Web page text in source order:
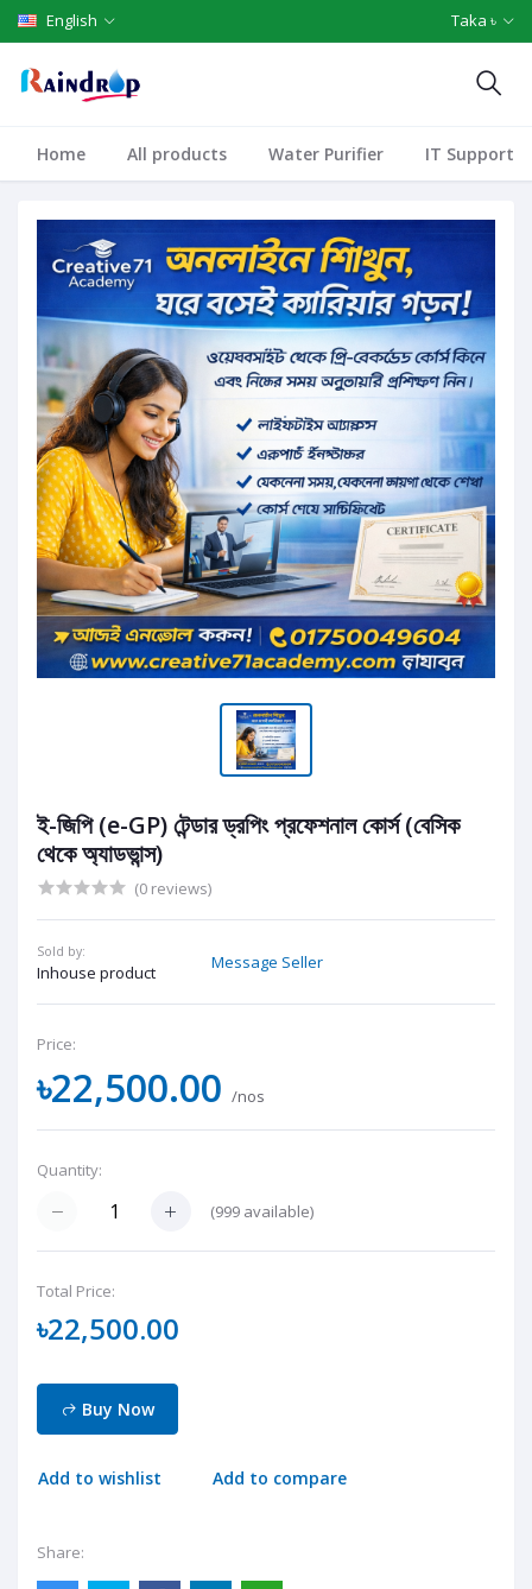
English Taka ৳
Home All products Water Purifier IT Support
ই-জিপি (e-GP) টেন্ডার ড্রপিং প্রফেশনাল কোর্স (বেসিক
থেকে অ্যাডভান্স)
(0 reviews)
Sold by:
Inhouse product
Message Seller
Price:
৳22,500.00 /nos
Quantity:
(999 available)
Total Price:
৳22,500.00
Buy Now
Add to wishlist Add to compare
Share: